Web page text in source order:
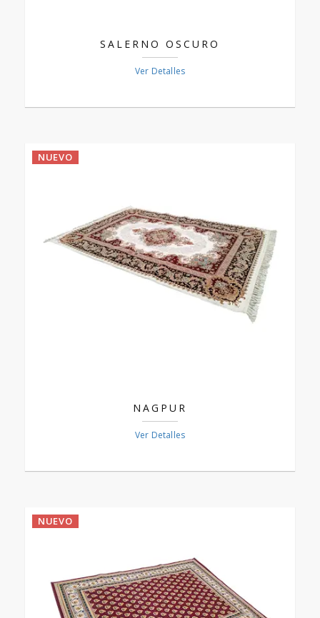
SALERNO OSCURO
Ver Detalles
NUEVO
NAGPUR
Ver Detalles
NUEVO